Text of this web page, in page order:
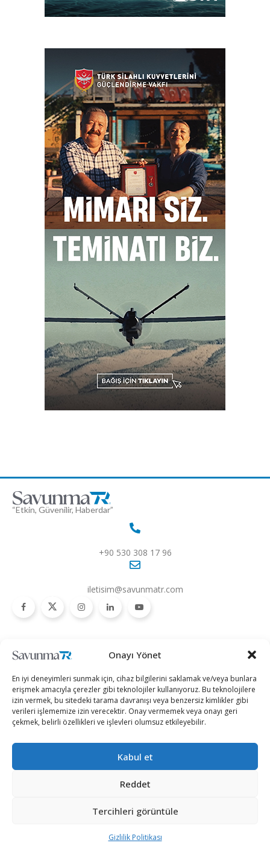
Onayı Yönet
En iyi deneyimleri sunmak için, cihaz bilgilerini saklamak ve/veya bunlara
erişmek amacıyla çerezler gibi teknolojiler kullanıyoruz. Bu teknolojilere
izin vermek, bu sitedeki tarama davranışı veya benzersiz kimlikler gibi
verileri işlememize izin verecektir. Onay vermemek veya onayı geri
çekmek, belirli özellikleri ve işlevleri olumsuz etkileyebilir.
Kabul et
Reddet
Tercihleri görüntüle
Gizlilik Politikası
“Etkin, Güvenilir, Haberdar”
+90 530 308 17 96
iletisim@savunmatr.com
Savunma Sanayii
Hava Platformları
Kara Platformları
Deniz Platformları
İnsansız Sistemler
Kategoriler
Siber Güvenlik
Teknoloji
Röportajlar
Politika
Dosya Haber
SavunmaTR
Hakkımızda
Kariyer
Gizlilik Politikası
Künye